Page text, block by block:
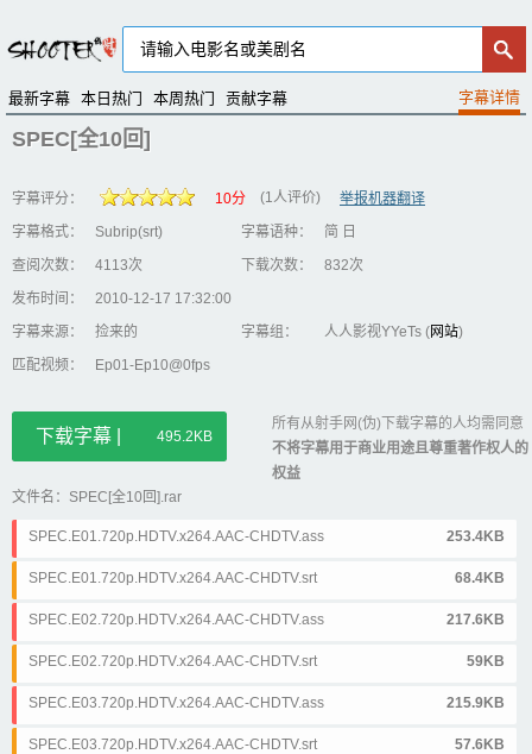
最新字幕 本日热门 本周热门 贡献字幕
SPEC[全10回]
字幕评分： 10分 (1人评价)
举报机器翻译
字幕格式：
Subrip(srt) 字幕语种：
简 日
查阅次数：
4113次 下载次数：
832次
发布时间：
2010-12-17 17:32:00
字幕来源：
捡来的 字幕组： 人人影视YYeTs (网站)
匹配视频：
Ep01-Ep10@0fps
下载字幕 | 495.2KB
所有从射手网(伪)下载字幕的人均需同意
不将字幕用于商业用途且尊重著作权人的
权益
文件名：SPEC[全10回].rar
SPEC.E01.720p.HDTV.x264.AAC-CHDTV.ass 253.4KB
SPEC.E01.720p.HDTV.x264.AAC-CHDTV.srt 68.4KB
SPEC.E02.720p.HDTV.x264.AAC-CHDTV.ass 217.6KB
SPEC.E02.720p.HDTV.x264.AAC-CHDTV.srt 59KB
SPEC.E03.720p.HDTV.x264.AAC-CHDTV.ass 215.9KB
SPEC.E03.720p.HDTV.x264.AAC-CHDTV.srt 57.6KB